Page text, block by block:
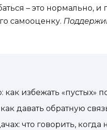
– это нормально, и
самооценку.
избежать «пустых»
давать обратную
что говорить, когда